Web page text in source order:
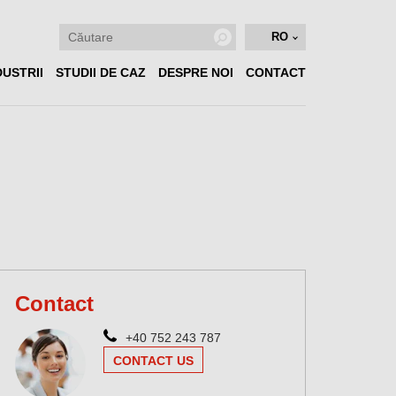
RO
STUDII DE CAZ DESPRE NOI CONTACT
Contact
+40 752 243 787
CONTACT US